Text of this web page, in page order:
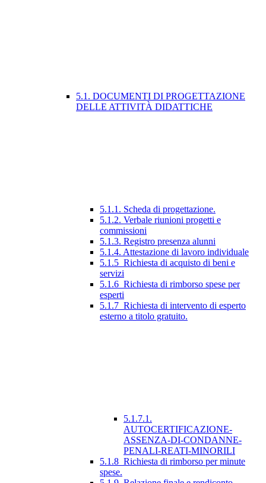
5.1. DOCUMENTI DI PROGETTAZIONE
DELLE ATTIVITÀ DIDATTICHE
5.1.1. Scheda di progettazione.
5.1.2. Verbale riunioni progetti e
commissioni
5.1.3. Registro presenza alunni
5.1.4. Attestazione di lavoro individuale
5.1.5_Richiesta di acquisto di beni e
servizi
5.1.6_Richiesta di rimborso spese per
esperti
5.1.7_Richiesta di intervento di esperto
esterno a titolo gratuito.
5.1.7.1.
AUTOCERTIFICAZIONE-
ASSENZA-DI-CONDANNE-
PENALI-REATI-MINORILI
5.1.8_Richiesta di rimborso per minute
spese.